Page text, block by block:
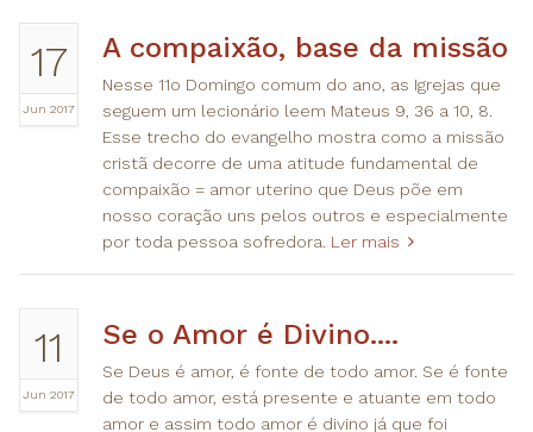
17
Jun 2017
A compaixão, base da missão
Nesse 11o Domingo comum do ano, as Igrejas que
seguem um lecionário leem Mateus 9, 36 a 10, 8.
Esse trecho do evangelho mostra como a missão
cristã decorre de uma atitude fundamental de
compaixão = amor uterino que Deus põe em
nosso coração uns pelos outros e especialmente
por toda pessoa sofredora. Ler mais
11
Jun 2017
Se o Amor é Divino....
Se Deus é amor, é fonte de todo amor. Se é fonte
de todo amor, está presente e atuante em todo
amor e assim todo amor é divino já que foi